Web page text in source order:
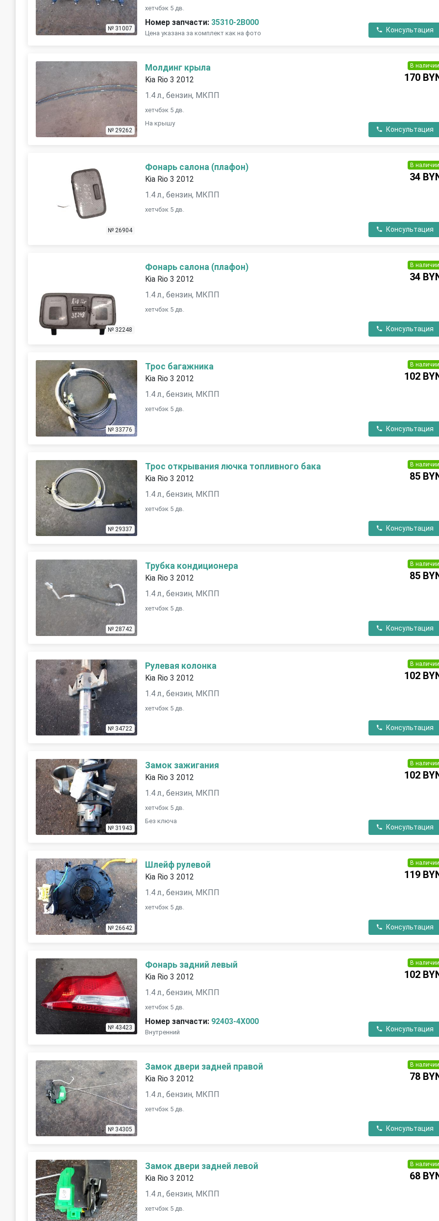
№ 31007
хетчбэк 5 дв.
Номер запчасти: 35310-2B000
Цена указана за комплект как на фото Консультация
№ 29262
Молдинг крыла
Kia Rio 3 2012
1.4 л., бензин, МКПП
хетчбэк 5 дв.
На крышу
В наличии
170
Консультация
№ 26904
Фонарь салона (плафон)
Kia Rio 3 2012
1.4 л., бензин, МКПП
хетчбэк 5 дв.
В наличии
34
Консультация
№ 32248
Фонарь салона (плафон)
Kia Rio 3 2012
1.4 л., бензин, МКПП
хетчбэк 5 дв.
В наличии
34
Консультация
№ 33776
Трос багажника
Kia Rio 3 2012
1.4 л., бензин, МКПП
хетчбэк 5 дв.
В наличии
102
Консультация
№ 29337
Трос открывания лючка топливного бака
Kia Rio 3 2012
1.4 л., бензин, МКПП
хетчбэк 5 дв.
В наличии
85
Консультация
№ 28742
Трубка кондиционера
Kia Rio 3 2012
1.4 л., бензин, МКПП
хетчбэк 5 дв.
В наличии
85
Консультация
№ 34722
Рулевая колонка
Kia Rio 3 2012
1.4 л., бензин, МКПП
хетчбэк 5 дв.
В наличии
102
Консультация
№ 31943
Замок зажигания
Kia Rio 3 2012
1.4 л., бензин, МКПП
хетчбэк 5 дв.
Без ключа
В наличии
102
Консультация
№ 26642
Шлейф рулевой
Kia Rio 3 2012
1.4 л., бензин, МКПП
хетчбэк 5 дв.
В наличии
119
Консультация
№ 43423
Фонарь задний левый
Kia Rio 3 2012
1.4 л., бензин, МКПП
хетчбэк 5 дв.
Номер запчасти: 92403-4X000
Внутренний
В наличии
102
Консультация
№ 34305
Замок двери задней правой
Kia Rio 3 2012
1.4 л., бензин, МКПП
хетчбэк 5 дв.
В наличии
78
Консультация
Замок двери задней левой
Kia Rio 3 2012
1.4 л., бензин, МКПП
хетчбэк 5 дв.
В наличии
68